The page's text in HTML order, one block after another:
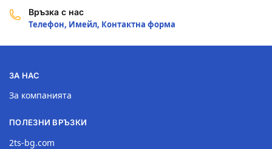
Връзка с нас
Телефон, Имейл, Контактна форма
ЗА НАС
За компанията
ПОЛЕЗНИ ВРЪЗКИ
2ts-bg.com